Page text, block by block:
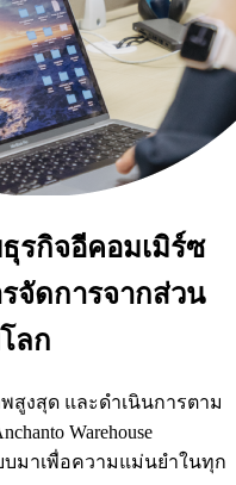
รกิจอีคอมเมิร์ซ
จัดการจากส่วน
ลก
สูงสุด และดำเนินการตาม
Warehouse
บมาเพื่อความแม่นยำในทุก